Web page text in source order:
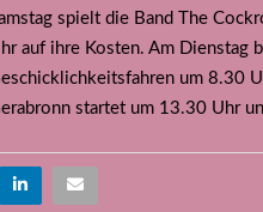
spielt die Band The
auf ihre Kosten. Am Dienstag
um 8.30
startet um 13.30 Uhr